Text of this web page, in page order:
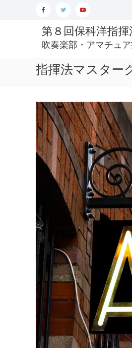
FacebookTwitter YouTube
第８回保科洋指
吹奏楽部・アマチュ
指揮法マスタ